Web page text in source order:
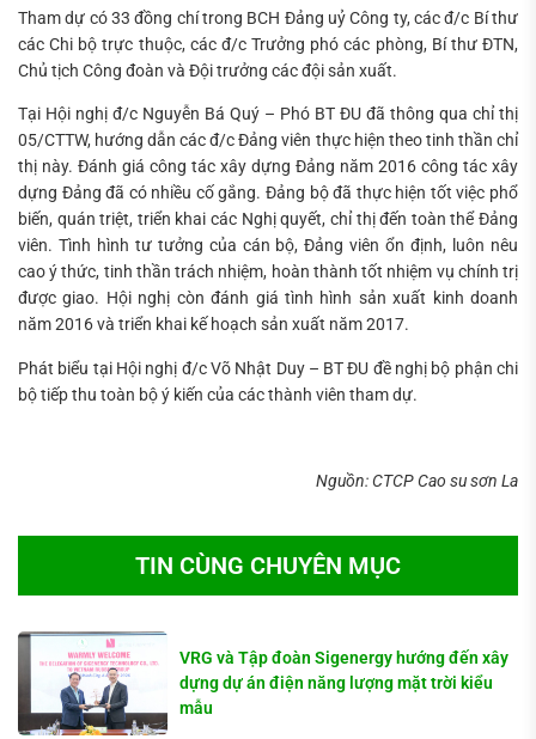
Tham dự có 33 đồng chí trong BCH Đảng uỷ Công ty, các đ/c Bí thư
các Chi bộ trực thuộc, các đ/c Trưởng phó các phòng, Bí thư ĐTN,
Chủ tịch Công đoàn và Đội trưởng các đội sản xuất.
Tại Hội nghị đ/c Nguyễn Bá Quý – Phó BT ĐU đã thông qua chỉ thị
05/CTTW, hướng dẫn các đ/c Đảng viên thực hiện theo tinh thần chỉ
thị này. Đánh giá công tác xây dựng Đảng năm 2016 công tác xây
dựng Đảng đã có nhiều cố gắng. Đảng bộ đã thực hiện tốt việc phổ
biến, quán triệt, triển khai các Nghị quyết, chỉ thị đến toàn thể Đảng
viên. Tình hình tư tưởng của cán bộ, Đảng viên ổn định, luôn nêu
cao ý thức, tinh thần trách nhiệm, hoàn thành tốt nhiệm vụ chính trị
được giao. Hội nghị còn đánh giá tình hình sản xuất kinh doanh
năm 2016 và triển khai kế hoạch sản xuất năm 2017.
Phát biểu tại Hội nghị đ/c Võ Nhật Duy – BT ĐU đề nghị bộ phận chi
bộ tiếp thu toàn bộ ý kiến của các thành viên tham dự.
Nguồn: CTCP Cao su sơn La
TIN CÙNG CHUYÊN MỤC
VRG và Tập đoàn Sigenergy hướng đến xây
dựng dự án điện năng lượng mặt trời kiểu
mẫu